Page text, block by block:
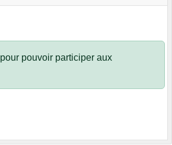
pour pouvoir participer aux